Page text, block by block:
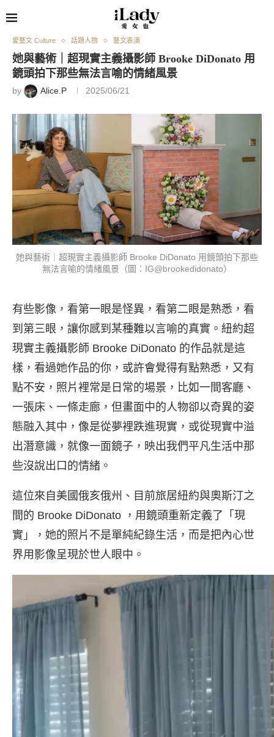
愛藝文 Culture 話題人物 藝文表演
她與藝術｜超現實主義攝影師 Brooke DiDonato 用
鏡頭拍下那些無法言喻的情緒風景
by Alice.P 2025/06/21
她與藝術｜超現實主義攝影師 Brooke DiDonato 用鏡頭拍下那些
無法言喻的情緒風景（圖：IG@brookedidonato）
有些影像，看第一眼是怪異，看第二眼是熟悉，看
到第三眼，讓你感到某種難以言喻的真實。紐約超
現實主義攝影師 Brooke DiDonato 的作品就是這
樣，看過她作品的你，或許會覺得有點熟悉，又有
點不安，照片裡常是日常的場景，比如一間客廳、
一張床、一條走廊，但畫面中的人物卻以奇異的姿
態融入其中，像是從夢裡跌進現實，或從現實中溢
出潛意識，就像一面鏡子，映出我們平凡生活中那
些沒說出口的情緒。
這位來自美國俄亥俄州、目前旅居紐約與奧斯汀之
間的 Brooke DiDonato ，用鏡頭重新定義了「現
實」，她的照片不是單純紀錄生活，而是把內心世
界用影像呈現於世人眼中。